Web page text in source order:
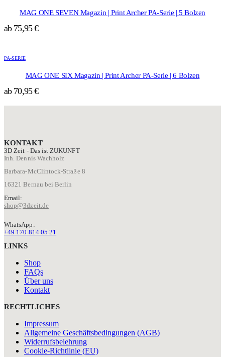
gewählt
mehrere
auf.
können
gewählt
MAG ONE SEVEN Magazin | Print Archer PA-Serie | 5 Bolzen
ab 75,95€
Produkt
mehrere
auf.
Produktseite
gewählt
PA-SERIE
MAG ONE SIX Magazin | Print Archer PA-Serie | 6 Bolzen
ab 70,95€
KONTAKT
3D Zeit - Das ist ZUKUNFT
Inh. Dennis Wachholz
Barbara-McClintock-Straße 8
16321 Bernau bei Berlin
Email:
shop@3dzeit.de
WhatsApp:
+49 170 814 05 21
LINKS
Shop
FAQs
Über uns
Kontakt
RECHTLICHES
Impressum
Allgemeine Geschäftsbedingungen (AGB)
Widerrufsbelehrung
Cookie-Richtlinie (EU)